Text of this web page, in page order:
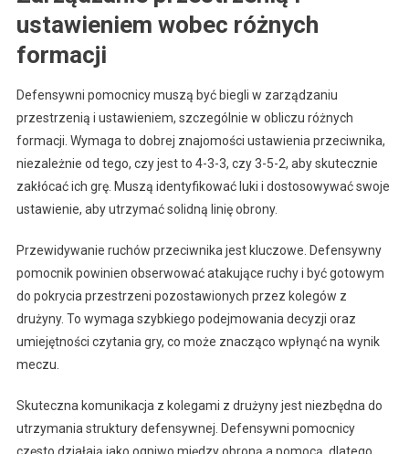
ustawieniem wobec różnych
formacji
Defensywni pomocnicy muszą być biegli w zarządzaniu
przestrzenią i ustawieniem, szczególnie w obliczu różnych
formacji. Wymaga to dobrej znajomości ustawienia przeciwnika,
niezależnie od tego, czy jest to 4-3-3, czy 3-5-2, aby skutecznie
zakłócać ich grę. Muszą identyfikować luki i dostosowywać swoje
ustawienie, aby utrzymać solidną linię obrony.
Przewidywanie ruchów przeciwnika jest kluczowe. Defensywny
pomocnik powinien obserwować atakujące ruchy i być gotowym
do pokrycia przestrzeni pozostawionych przez kolegów z
drużyny. To wymaga szybkiego podejmowania decyzji oraz
umiejętności czytania gry, co może znacząco wpłynąć na wynik
meczu.
Skuteczna komunikacja z kolegami z drużyny jest niezbędna do
utrzymania struktury defensywnej. Defensywni pomocnicy